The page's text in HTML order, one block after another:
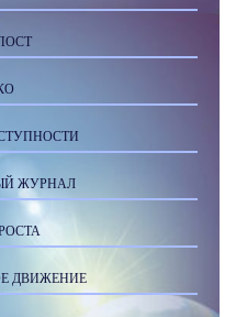
ЖУРНАЛ
ДВИЖЕНИЕ